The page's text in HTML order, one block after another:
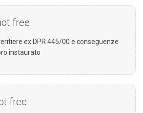
free
ex DPR 445/00 e conseguenze
instaurato
free